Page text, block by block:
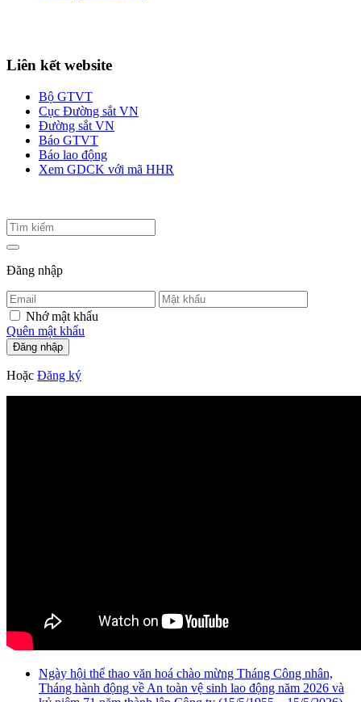
Liên kết website
Bộ GTVT
Cục Đường sắt VN
Đường sắt VN
Báo GTVT
Báo lao động
Xem GDCK với mã HHR
Đăng nhập
Nhớ mật khẩu
Quên mật khẩu
Hoặc Đăng ký
Ngày hội thể thao văn hoá chào mừng Tháng Công nhân,
Tháng hành động về An toàn vệ sinh lao động năm 2026 và